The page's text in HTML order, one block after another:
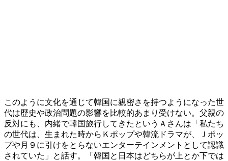
このように文化を通じて韓国に親密さを持つようになった世
代は歴史や政治問題の影響を比較的あまり受けない。父親の
反対にも、内緒で韓国旅行してきたというＡさんは「私たち
の世代は、生まれた時からＫポップや韓流ドラマが、Ｊポッ
プや月９に引けをとらないエンターテインメントとして認識
されていた」と話す。「韓国と日本はどちらが上とか下では